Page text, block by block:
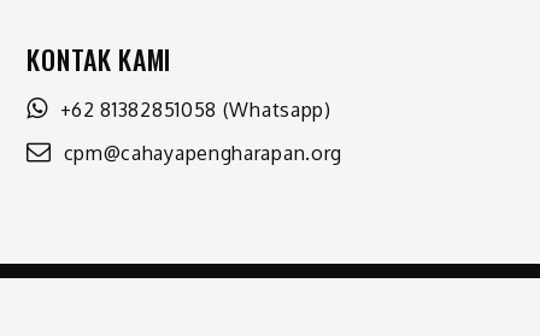
KONTAK KAMI
+62 81382851058 (Whatsapp)
cpm@cahayapengharapan.org